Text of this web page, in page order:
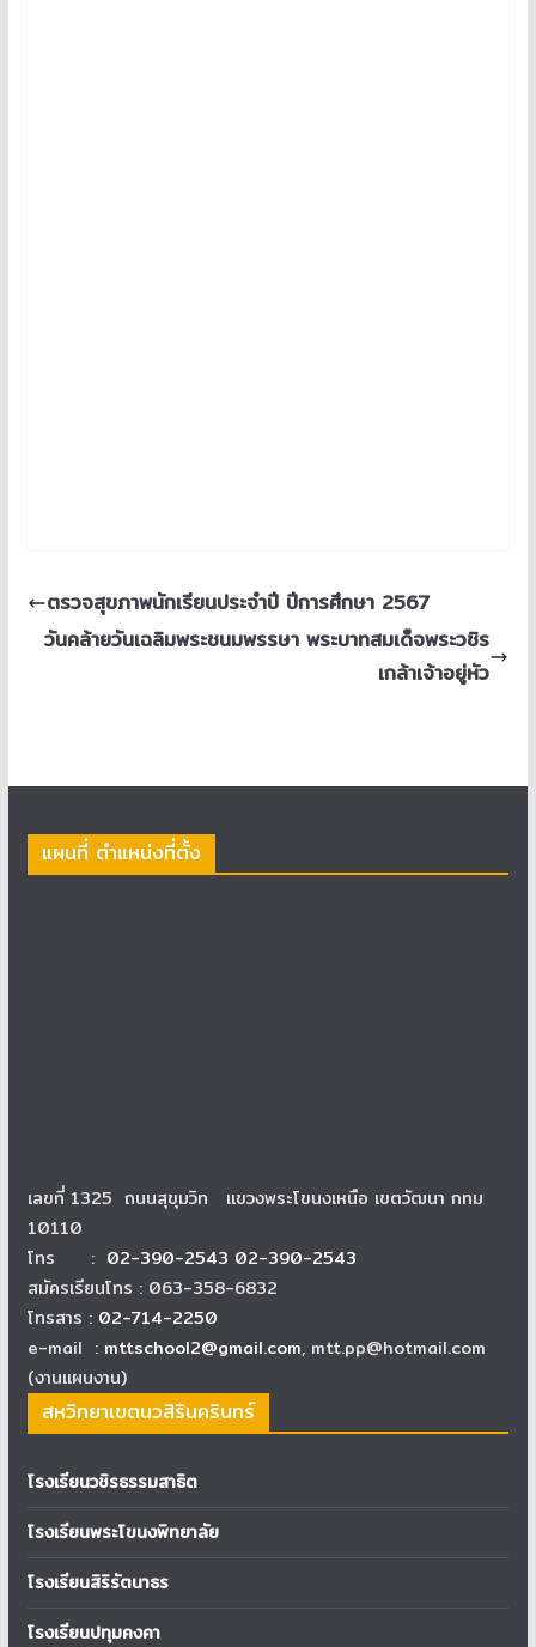
ตรวจสุขภาพนักเรียนประจำปี ปีการศึกษา 2567
วันคล้ายวันเฉลิมพระชนมพรรษา พระบาทสมเด็จพระวชิร
เกล้าเจ้าอยู่หัว
แผนที่ ตำแหน่งที่ตั้ง
เลขที่ 1325 ถนนสุขุมวิท แขวงพระโขนงเหนือ เขตวัฒนา กทม
10110
โทร : 02-390-2543 02-390-2543
สมัครเรียนโทร : 063-358-6832
โทรสาร : 02-714-2250
e-mail : mttschool2@gmail.com, mtt.pp@hotmail.com
(งานแผนงาน)
สหวิทยาเขตนวสิรินครินทร์
โรงเรียนวชิรธรรมสาธิต
โรงเรียนพระโขนงพิทยาลัย
โรงเรียนสิริรัตนาธร
โรงเรียนปทุมคงคา